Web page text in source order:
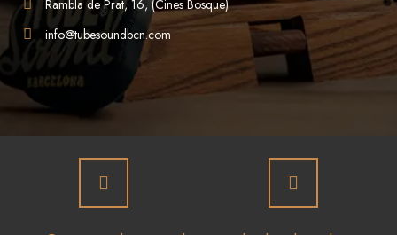
Rambla de Prat, 16, (Cines Bosque)
info@tubesoundbcn.com